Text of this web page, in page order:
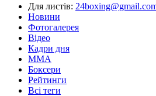
Для листів:
Новини
Фотогалерея
Відео
Кадри дня
ММА
Боксери
Рейтинги
Всі теги